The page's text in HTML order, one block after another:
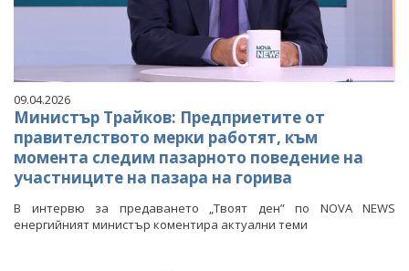
09.04.2026
Министър Трайков: Предприетите от
правителството мерки работят, към
момента следим пазарното поведение на
участниците на пазара на горива
В интервю за предаването „Твоят ден” по NOVA NEWS
енергийният министър коментира актуални теми